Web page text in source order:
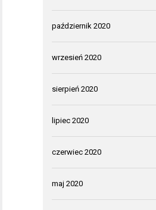
październik 2020
wrzesień 2020
sierpień 2020
lipiec 2020
czerwiec 2020
maj 2020